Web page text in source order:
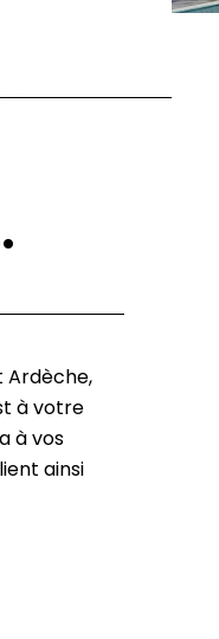
Ardèche,
à votre
à vos
ainsi